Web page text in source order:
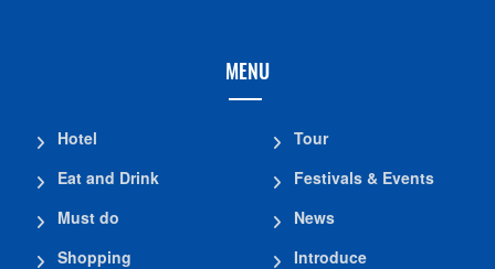
MENU
Hotel
Eat and Drink
Must do
Shopping
Tour
Festivals & Events
News
Introduce